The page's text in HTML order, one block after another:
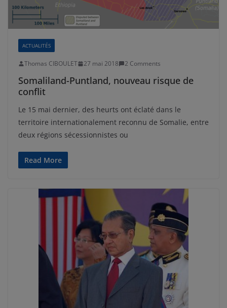
ACTUALITÉS
Thomas CIBOULET 27 mai 2018 2 Comments
Somaliland-Puntland, nouveau risque de
conflit
Le 15 mai dernier, des heurts ont éclaté dans le
territoire internationalement reconnu de Somalie, entre
deux régions sécessionnistes ou
Read More